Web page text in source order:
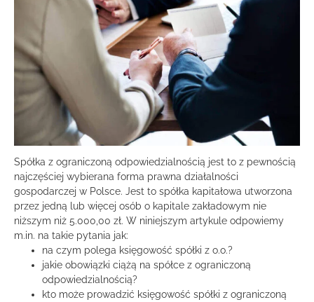
Spółka z ograniczoną odpowiedzialnością jest to z pewnością
najczęściej wybierana forma prawna działalności
gospodarczej w Polsce. Jest to spółka kapitałowa utworzona
przez jedną lub więcej osób o kapitale zakładowym nie
niższym niż 5.000,00 zł. W niniejszym artykule odpowiemy
m.in. na takie pytania jak:
na czym polega księgowość spółki z o.o.?
jakie obowiązki ciążą na spółce z ograniczoną
odpowiedzialnością?
kto może prowadzić księgowość spółki z ograniczoną